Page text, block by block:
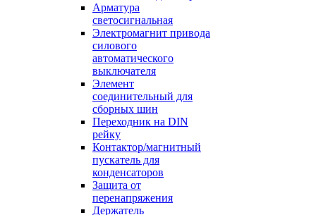
Арматура
светосигнальная
Электромагнит привода
силового
автоматического
выключателя
Элемент
соединительный для
сборных шин
Переходник на DIN
рейку
Контактор/магнитный
пускатель для
конденсаторов
Защита от
перенапряжения
Держатель